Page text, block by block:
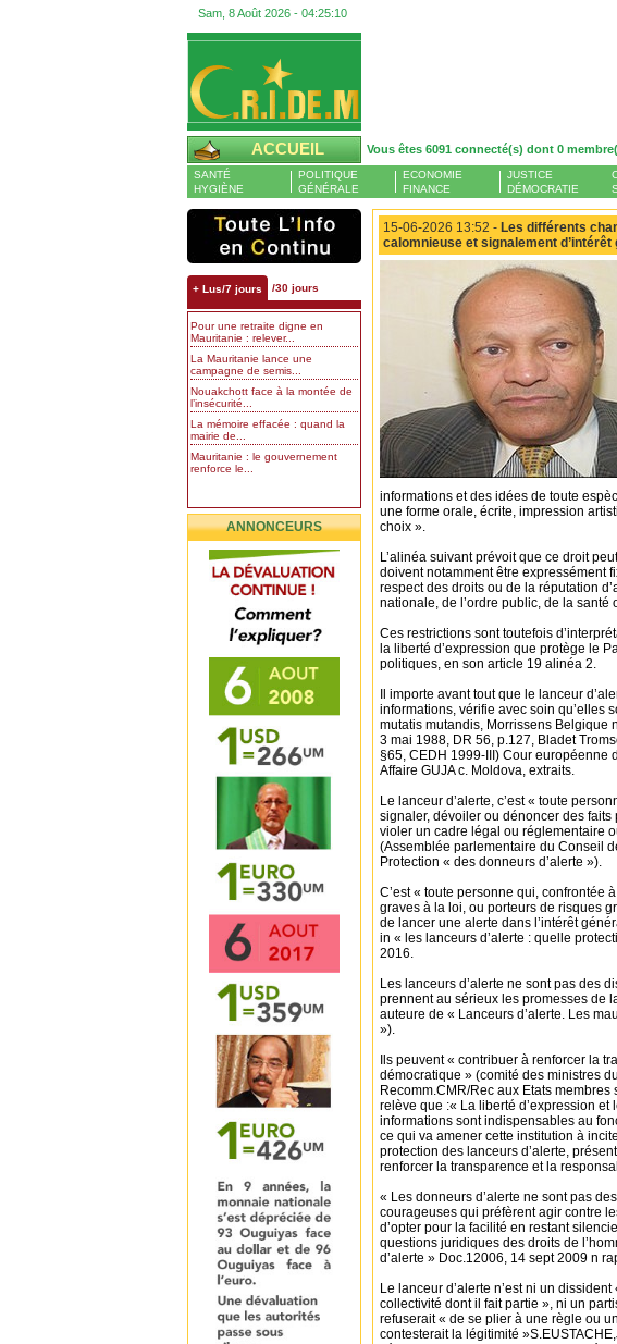
Sam, 8 Août 2026 - 04:25:11
ACCUEIL Vous êtes 6091 connecté(s) dont 0
SANTÉ
HYGIÈNE
POLITIQUE
GÉNÉRALE
ECONOMIE
FINANCE
JUSTICE
DÉMOCRATIE
+ Lus/7 jours /30 jours
Pour une retraite digne en
Mauritanie : relever...
La Mauritanie lance une
campagne de semis...
Nouakchott face à la montée de
l’insécurité...
La mémoire effacée : quand la
mairie de...
Mauritanie : le gouvernement
renforce le...
ANNONCEURS
15-06-2026 13:52 - Les différents
calomnieuse et signalement d’intérêt
informations et des idées de toute
une forme orale, écrite, impression
choix ».
L’alinéa suivant prévoit que ce droit
doivent notamment être expressément
respect des droits ou de la réputation
nationale, de l’ordre public, de la
Ces restrictions sont toutefois
la liberté d’expression que protège le
politiques, en son article 19 alinéa 2.
Il importe avant tout que le lanceur
informations, vérifie avec soin qu’elles
mutatis mutandis, Morrissens Belgique
3 mai 1988, DR 56, p.127, Bladet
§65, CEDH 1999-III) Cour européenne
Affaire GUJA c. Moldova, extraits.
Le lanceur d’alerte, c’est « toute
signaler, dévoiler ou dénoncer des
violer un cadre légal ou réglementaire
(Assemblée parlementaire du Conseil
Protection « des donneurs d’alerte »).
C’est « toute personne qui, confrontée
graves à la loi, ou porteurs de risques
de lancer une alerte dans l’intérêt
in « les lanceurs d’alerte : quelle
2016.
Les lanceurs d’alerte ne sont pas des
prennent au sérieux les promesses de
auteure de « Lanceurs d’alerte. Les
»).
Ils peuvent « contribuer à renforcer la
démocratique » (comité des ministres
Recomm.CMR/Rec aux Etats
relève que :« La liberté d’expression
informations sont indispensables au
ce qui va amener cette institution à
protection des lanceurs d’alerte,
renforcer la transparence et la
« Les donneurs d’alerte ne sont pas
courageuses qui préfèrent agir contre
d’opter pour la facilité en restant
questions juridiques des droits de
d’alerte » Doc.12006, 14 sept 2009 n
Le lanceur d’alerte n’est ni un
collectivité dont il fait partie », ni un
refuserait « de se plier à une règle ou
contesterait la légitimité